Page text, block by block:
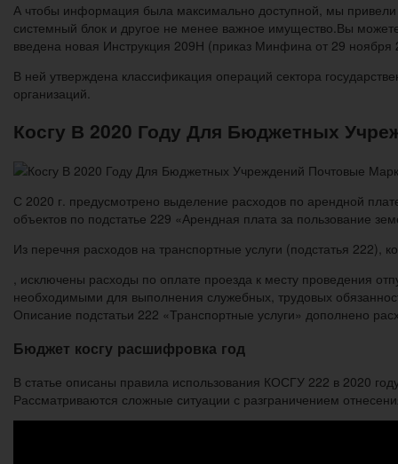
А чтобы информация была максимально доступной, мы привели
системный блок и другое не менее важное имущество.Вы
введена новая Инструкция 209Н (приказ Минфина от 29 ноября
В ней утверждена классификация операций сектора
организаций.
Косгу В 2020 Году Для Бюджетных
С 2020 г. предусмотрено выделение расходов по арендной
объектов по подстатье 229 «Арендная плата за пользование
Из перечня расходов на транспортные услуги (подстатья 222),
, исключены расходы по оплате проезда к месту проведения
необходимыми для выполнения служебных, трудовых
Описание подстатьи 222 «Транспортные услуги» дополнено
Бюджет косгу расшифровка год
В статье описаны правила использования КОСГУ 222 в 2020
Рассматриваются сложные ситуации с разграничением